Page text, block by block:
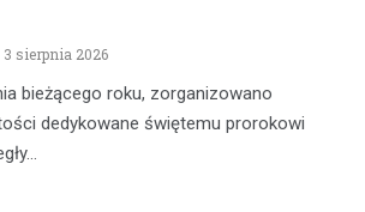
3 sierpnia 2026
bieżącego roku, zorganizowano
dedykowane świętemu prorokowi